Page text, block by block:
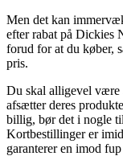
Men det kan
efter rabat på Dickies
forud for at du køber,
pris.
Du skal alligevel være
afsætter deres
billig, bør det i nogle
Kortbestillinger er
garanterer en imod